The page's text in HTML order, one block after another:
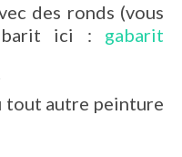
des ronds (vous
ici : gabarit
tout autre peinture